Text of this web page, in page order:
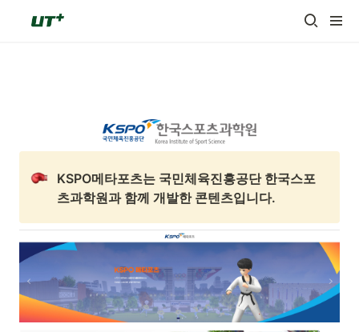
KSPO메타포츠는 국민체육진흥공단 한국스포
츠과학원과 함께 개발한 콘텐츠입니다.